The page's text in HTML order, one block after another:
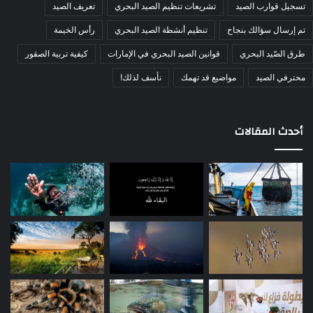
وكما نذكركم دائمًا.. القراميط من الأسماك شديدة الذكاء؛
فعليك الابتعاد قدر الإمكان حتى لا تراك، وتمهل في الصيد، فهي
تتعمد تذوق الطعم؛ فلا تتعجل في السحب إلا في المرة الرابعة
حتى تبتلع الطعم.
تسجيل قوارب الصيد تشريعات تنظيم الصيد البحري تعريف الصيد
تم إرسال سؤالك بنجاح تنظيم أنشطة الصيد البحري رأس الخيمة
طرق الصّيد البحري قوانين الصيد البحري في الإمارات كيفية تربية الصقور
محترفي الصيد مواضيع قد تهمك نأسف لذلك!
أحدث المقالات